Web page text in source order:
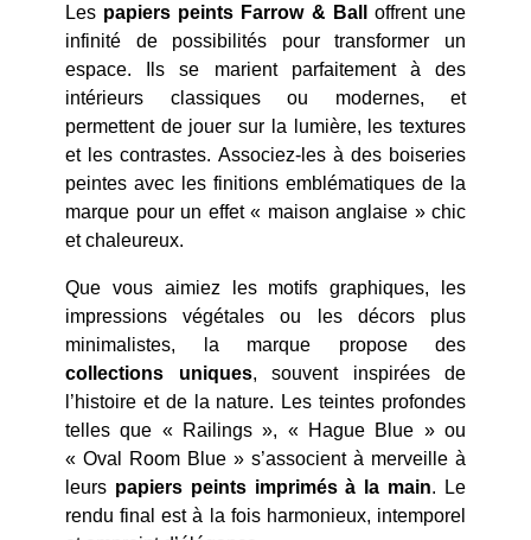
Les papiers peints Farrow & Ball
offrent une
infinité de possibilités pour transformer un
espace. Ils se marient parfaitement à des
intérieurs classiques ou modernes, et
permettent de jouer sur la lumière, les textures
et les contrastes. Associez-les à des boiseries
peintes avec les finitions emblématiques de la
marque pour un effet « maison anglaise » chic
et chaleureux.
Que vous aimiez les motifs graphiques, les
impressions végétales ou les décors plus
minimalistes, la marque propose des
collections uniques, souvent inspirées de
l’histoire et de la nature. Les teintes profondes
telles que « Railings », « Hague Blue » ou
« Oval Room Blue » s’associent à merveille à
leurs papiers peints imprimés à la main. Le
rendu final est à la fois harmonieux, intemporel